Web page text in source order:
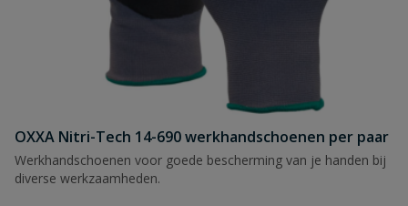
OXXA Nitri-Tech 14-690 werkhandschoenen per paar
Werkhandschoenen voor goede bescherming van je handen bij
diverse werkzaamheden.